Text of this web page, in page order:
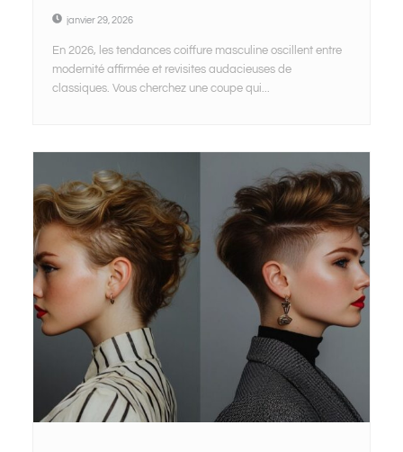
janvier 29, 2026
En 2026, les tendances coiffure masculine oscillent entre
modernité affirmée et revisites audacieuses de
classiques. Vous cherchez une coupe qui...